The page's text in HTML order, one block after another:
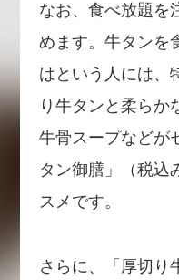
なお、食べ放題を
めます。牛タンを
はという人には、
り牛タンと柔らか
牛骨スープなどが
タン御膳」（税込
スメです。
さらに、「厚切り